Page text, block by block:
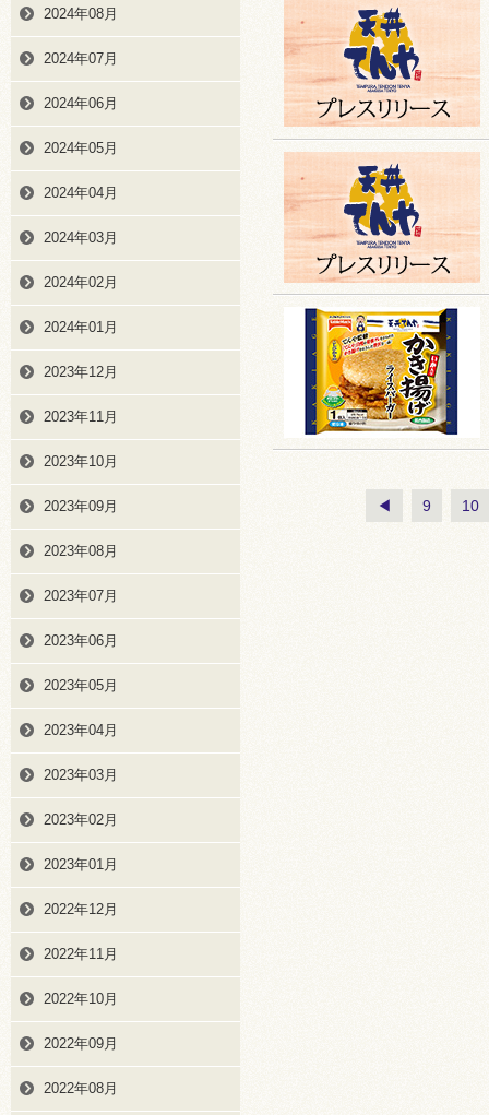
◀ 9 10
2024年08月
2024年07月
2024年06月
2024年05月
2024年04月
2024年03月
2024年02月
2024年01月
2023年12月
2023年11月
2023年10月
2023年09月
2023年08月
2023年07月
2023年06月
2023年05月
2023年04月
2023年03月
2023年02月
2023年01月
2022年12月
2022年11月
2022年10月
2022年09月
2022年08月